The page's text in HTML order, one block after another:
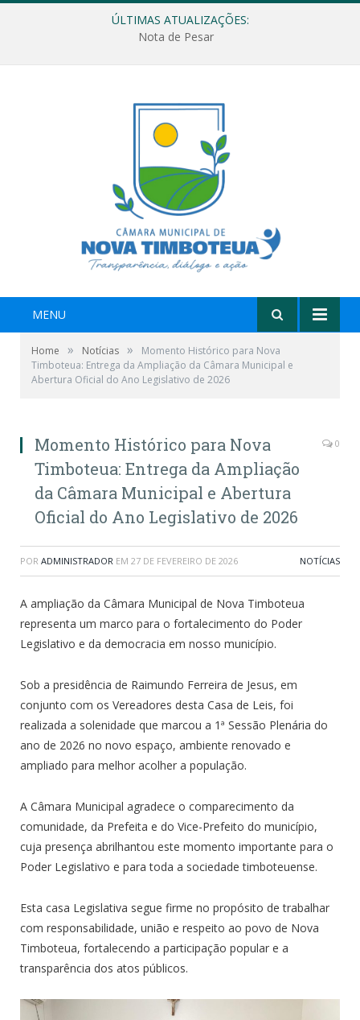
ÚLTIMAS ATUALIZAÇÕES:
Nota de Pesar
MENU
Home » Notícias »
Momento Histórico para Nova
Timboteua: Entrega da Ampliação da Câmara Municipal e
Abertura Oficial do Ano Legislativo de 2026
Momento Histórico para Nova
Timboteua: Entrega da Ampliação
da Câmara Municipal e Abertura
Oficial do Ano Legislativo de 2026
0
POR ADMINISTRADOR EM 27 DE FEVEREIRO DE 2026 NOTÍCIAS
A ampliação da Câmara Municipal de Nova Timboteua
representa um marco para o fortalecimento do Poder
Legislativo e da democracia em nosso município.
Sob a presidência de Raimundo Ferreira de Jesus, em
conjunto com os Vereadores desta Casa de Leis, foi
realizada a solenidade que marcou a 1ª Sessão Plenária do
ano de 2026 no novo espaço, ambiente renovado e
ampliado para melhor acolher a população.
A Câmara Municipal agradece o comparecimento da
comunidade, da Prefeita e do Vice-Prefeito do município,
cuja presença abrilhantou este momento importante para o
Poder Legislativo e para toda a sociedade timboteuense.
Esta casa Legislativa segue firme no propósito de trabalhar
com responsabilidade, união e respeito ao povo de Nova
Timboteua, fortalecendo a participação popular e a
transparência dos atos públicos.